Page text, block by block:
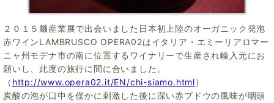
２０１５麺産業展で出会いました日本初上陸のオーガニック発泡
赤ワインLAMBRUSCO OPERA02はイタリア・エミーリアロマー
ニャ州モデナ市の南に位置するワイナリーで生産され輸入元にお
願いし、此度の旅行に間に合いました。
（ http://www.opera02.it/EN/chi-siamo.html）
炭酸の泡が口中を僅かに刺激した後に深い赤ブドウの風味が咽頭